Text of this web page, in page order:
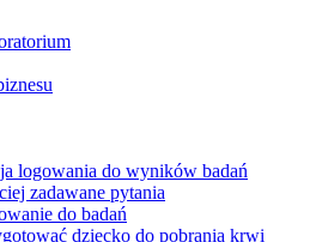
logowania do wyników badań
zadawane pytania
do badań
dziecko do pobrania krwi